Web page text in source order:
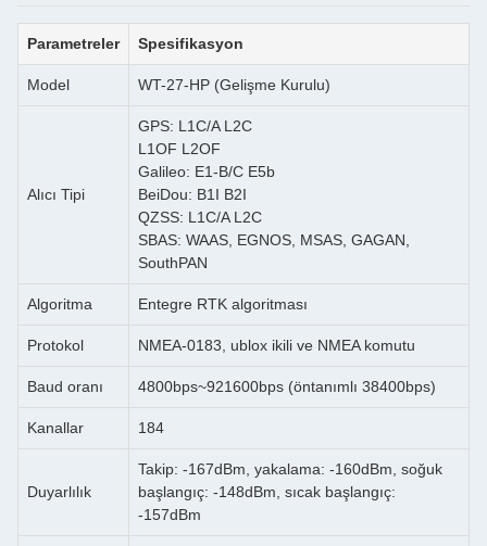
Parametreler Spesifikasyon
Model WT-27-HP (Gelişme Kurulu)
Alıcı Tipi
GPS: L1C/A L2C
L1OF L2OF
Galileo: E1-B/C E5b
BeiDou: B1I B2I
QZSS: L1C/A L2C
SBAS: WAAS, EGNOS, MSAS, GAGAN,
SouthPAN
Algoritma Entegre RTK algoritması
Protokol NMEA-0183, ublox ikili ve NMEA komutu
Baud oranı 4800bps~921600bps (öntanımlı 38400bps)
Kanallar 184
Duyarlılık
Takip: -167dBm, yakalama: -160dBm, soğuk
başlangıç: -148dBm, sıcak başlangıç:
-157dBm